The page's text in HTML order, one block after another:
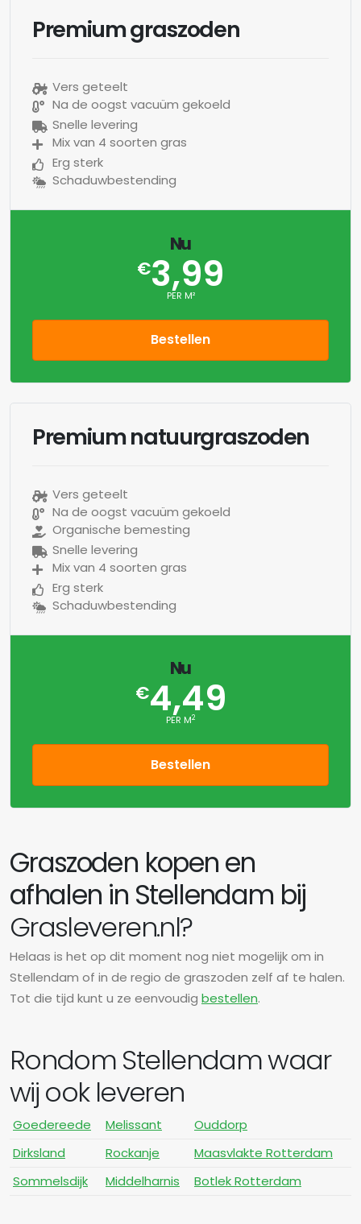
Premium graszoden
Vers geteelt
Na de oogst vacuüm gekoeld
Snelle levering
Mix van 4 soorten gras
Erg sterk
Schaduwbestending
Nu
€3,99
PER M²
Bestellen
Premium natuurgraszoden
Vers geteelt
Na de oogst vacuüm gekoeld
Organische bemesting
Snelle levering
Mix van 4 soorten gras
Erg sterk
Schaduwbestending
Nu
€4,49
PER M2
Bestellen
Graszoden kopen en
afhalen in Stellendam bij
Grasleveren.nl?
Helaas is het op dit moment nog niet mogelijk om in
Stellendam of in de regio de graszoden zelf af te halen.
Tot die tijd kunt u ze eenvoudig bestellen.
Rondom Stellendam waar
wij ook leveren
Goedereede Melissant
Ouddorp
Dirksland
Rockanje
Maasvlakte Rotterdam
Sommelsdijk
Middelharnis Botlek Rotterdam